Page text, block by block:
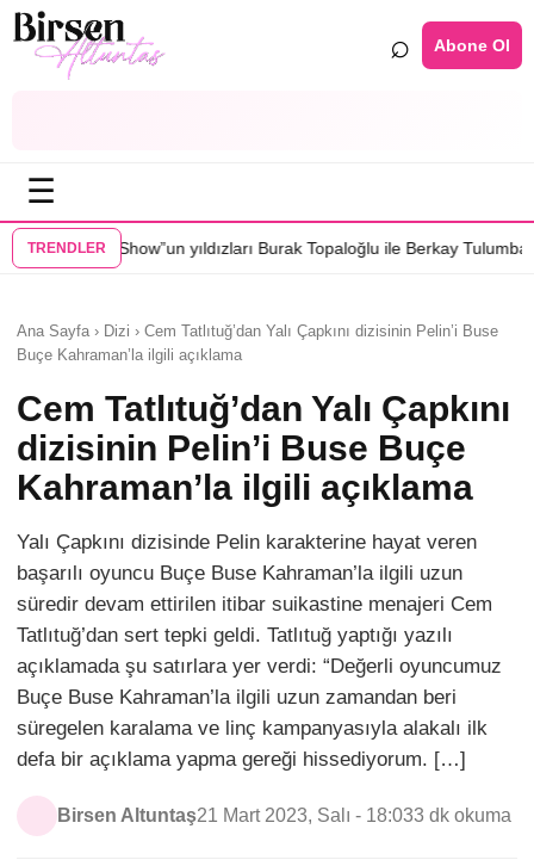
⌕ Abone Ol
☰
TRENDLER
yıldızları Burak Topaloğlu ile Berkay Tulumbacı “Ecünni” filminde
Ana Sayfa › Dizi › Cem Tatlıtuğ’dan Yalı Çapkını dizisinin Pelin’i Buse
Buçe Kahraman’la ilgili açıklama
Cem Tatlıtuğ’dan Yalı Çapkını
dizisinin Pelin’i Buse Buçe
Kahraman’la ilgili açıklama
Yalı Çapkını dizisinde Pelin karakterine hayat veren
başarılı oyuncu Buçe Buse Kahraman’la ilgili uzun
süredir devam ettirilen itibar suikastine menajeri Cem
Tatlıtuğ’dan sert tepki geldi. Tatlıtuğ yaptığı yazılı
açıklamada şu satırlara yer verdi: “Değerli oyuncumuz
Buçe Buse Kahraman’la ilgili uzun zamandan beri
süregelen karalama ve linç kampanyasıyla alakalı ilk
defa bir açıklama yapma gereği hissediyorum. […]
Birsen Altuntaş21 Mart 2023, Salı - 18:033 dk okuma